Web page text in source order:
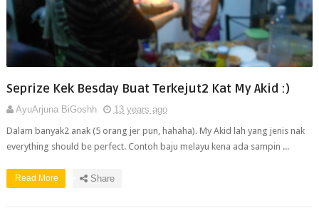
Seprize Kek Besday Buat Terkejut2 Kat My Akid :)
AyuArjuna BiGoshh
13 years ago
Dalam banyak2 anak (5 orang jer pun, hahaha). My Akid lah yang jenis nak
everything should be perfect. Contoh baju melayu kena ada sampin ...
Read More Share